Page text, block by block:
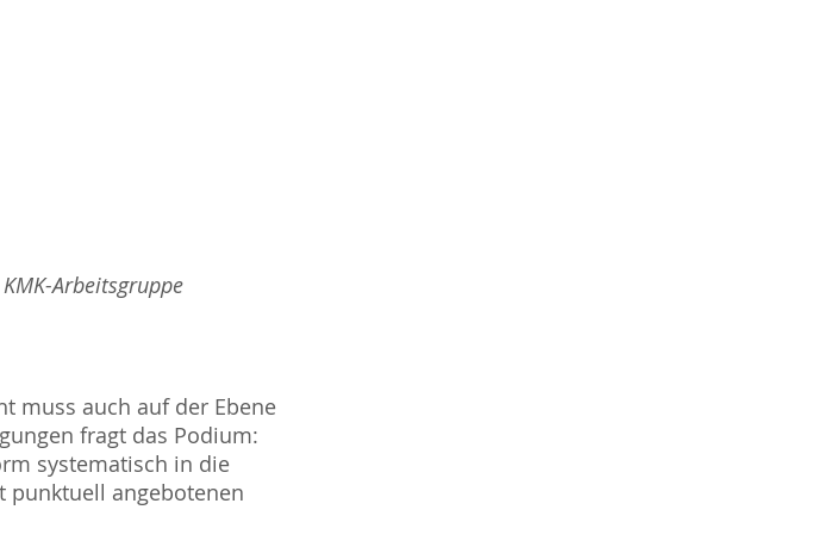
Arbeitsgruppe
muss auch auf der Ebene
fragt das Podium:
systematisch in die
punktuell angebotenen